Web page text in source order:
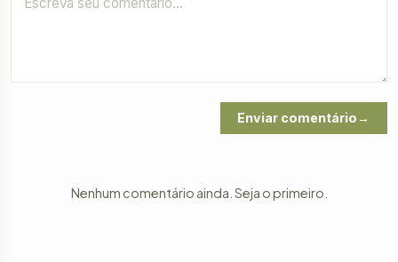
Enviar comentário
Nenhum comentário ainda. Seja o primeiro.